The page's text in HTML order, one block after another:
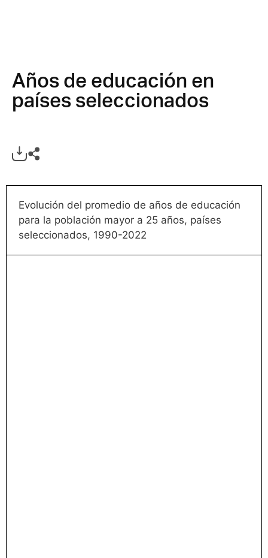
Años de educación en
países seleccionados
Evolución del promedio de años de educación
para la población mayor a 25 años, países
seleccionados, 1990-2022